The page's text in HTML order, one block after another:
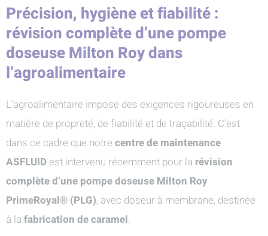
Précision, hygiène et fiabilité :
révision complète d’une pompe
doseuse Milton Roy dans
l’agroalimentaire
L’agroalimentaire impose des exigences rigoureuses en
matière de propreté, de fiabilité et de traçabilité. C’est
dans ce cadre que notre centre de maintenance
ASFLUID est intervenu récemment pour la révision
complète d’une pompe doseuse Milton Roy
PrimeRoyal® (PLG), avec doseur à membrane, destinée
à la fabrication de caramel.